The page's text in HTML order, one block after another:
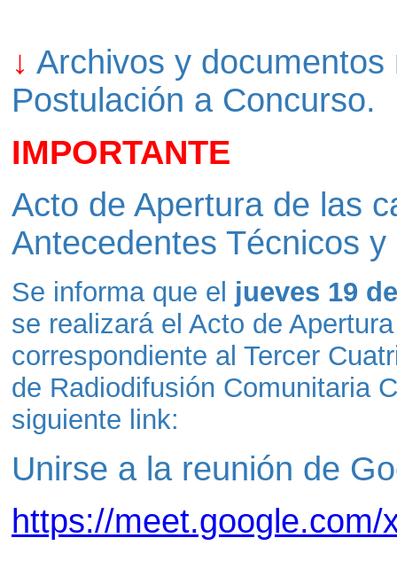
↓ Archivos y
Postulación a Concurso.
IMPORTANTE
Acto de Apertura de las
Antecedentes Técnicos
Se informa que el jueves 19
se realizará el Acto de
correspondiente al Tercer
de Radiodifusión Comunitaria
siguiente link:
Unirse a la reunión de
https://meet.google.com/